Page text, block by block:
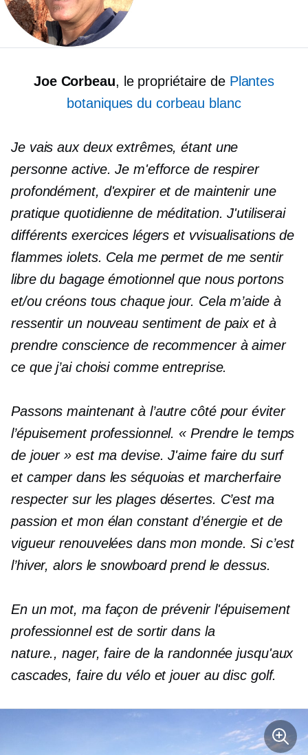
Joe Corbeau, le propriétaire de Plantes
botaniques du corbeau blanc
Je vais aux deux extrêmes, étant une
personne active. Je m'efforce de respirer
profondément, d'expirer et de maintenir une
pratique quotidienne de méditation. J'utiliserai
différents exercices légers et vvisualisations de
flammes iolets. Cela me permet de me sentir
libre du bagage émotionnel que nous portons
et/ou créons tous chaque jour. Cela m’aide à
ressentir un nouveau sentiment de paix et à
prendre conscience de recommencer à aimer
ce que j’ai choisi comme entreprise.
Passons maintenant à l’autre côté pour éviter
l’épuisement professionnel. « Prendre le temps
de jouer » est ma devise. J'aime faire du surf
et camper dans les séquoias et marcherfaire
respectersur les plages désertes. C’est ma
passion et mon élan constant d’énergie et de
vigueur renouvelées dans mon monde. Si c’est
l’hiver, alors le snowboard prend le dessus.
En un mot, ma façon de prévenir l'épuisement
professionnel est de sortir dans la
nature., nager, faire de la randonnée jusqu'aux
cascades, faire du vélo et jouer au disc golf.